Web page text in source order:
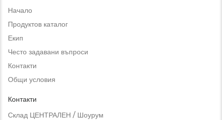
Начало
Продуктов каталог
Екип
Често задавани въпроси
Контакти
Общи условия
Контакти
Склад ЦЕНТРАЛЕН / Шоурум